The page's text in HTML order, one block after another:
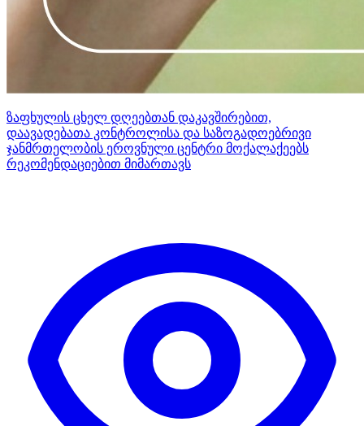
ზაფხულის ცხელ დღეებთან დაკავშირებით,
დაავადებათა კონტროლისა და საზოგადოებრივი
ჯანმრთელობის ეროვნული ცენტრი მოქალაქეებს
რეკომენდაციებით მიმართავს